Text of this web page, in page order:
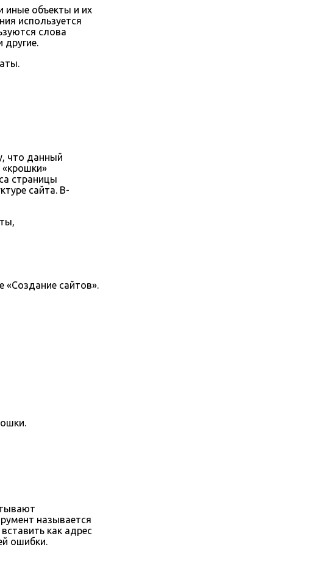
иные объекты и их
используется
слова
другие.
что данный
страницы
сайта. В-
«Создание сайтов».
называется
как адрес
ошибки.